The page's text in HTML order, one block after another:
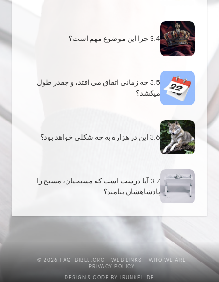
3.4 چرا این موضوع مهم است؟
3.5 چه زمانی اتفاق می افتد، و چقدر طول
میکشد؟
3.6 این در هزاره به چه شکلی خواهد بود؟
3.7 آیا درست است که مسیحیان، مسیح را
پادشاهشان بنامند؟
© 2026 FAQ-BIBLE.ORG WEB LINKS
WHO WE ARE
PRIVACY POLICY
DESIGN & CODE BY JRUNKEL.DE